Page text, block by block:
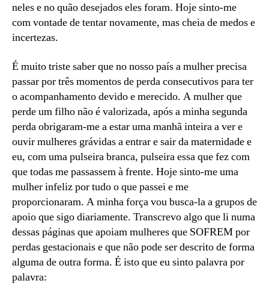
neles e no quão desejados eles foram. Hoje sinto-me
com vontade de tentar novamente, mas cheia de medos e
incertezas.
É muito triste saber que no nosso país a mulher precisa
passar por três momentos de perda consecutivos para ter
o acompanhamento devido e merecido. A mulher que
perde um filho não é valorizada, após a minha segunda
perda obrigaram-me a estar uma manhã inteira a ver e
ouvir mulheres grávidas a entrar e sair da maternidade e
eu, com uma pulseira branca, pulseira essa que fez com
que todas me passassem à frente. Hoje sinto-me uma
mulher infeliz por tudo o que passei e me
proporcionaram. A minha força vou busca-la a grupos de
apoio que sigo diariamente. Transcrevo algo que li numa
dessas páginas que apoiam mulheres que SOFREM por
perdas gestacionais e que não pode ser descrito de forma
alguma de outra forma. É isto que eu sinto palavra por
palavra: